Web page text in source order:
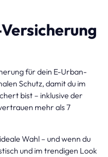
für dein E-Urban-
Schutz, damit du im
bist – inklusive der
mehr als 7
Wahl – und wenn du
und im trendigen Look